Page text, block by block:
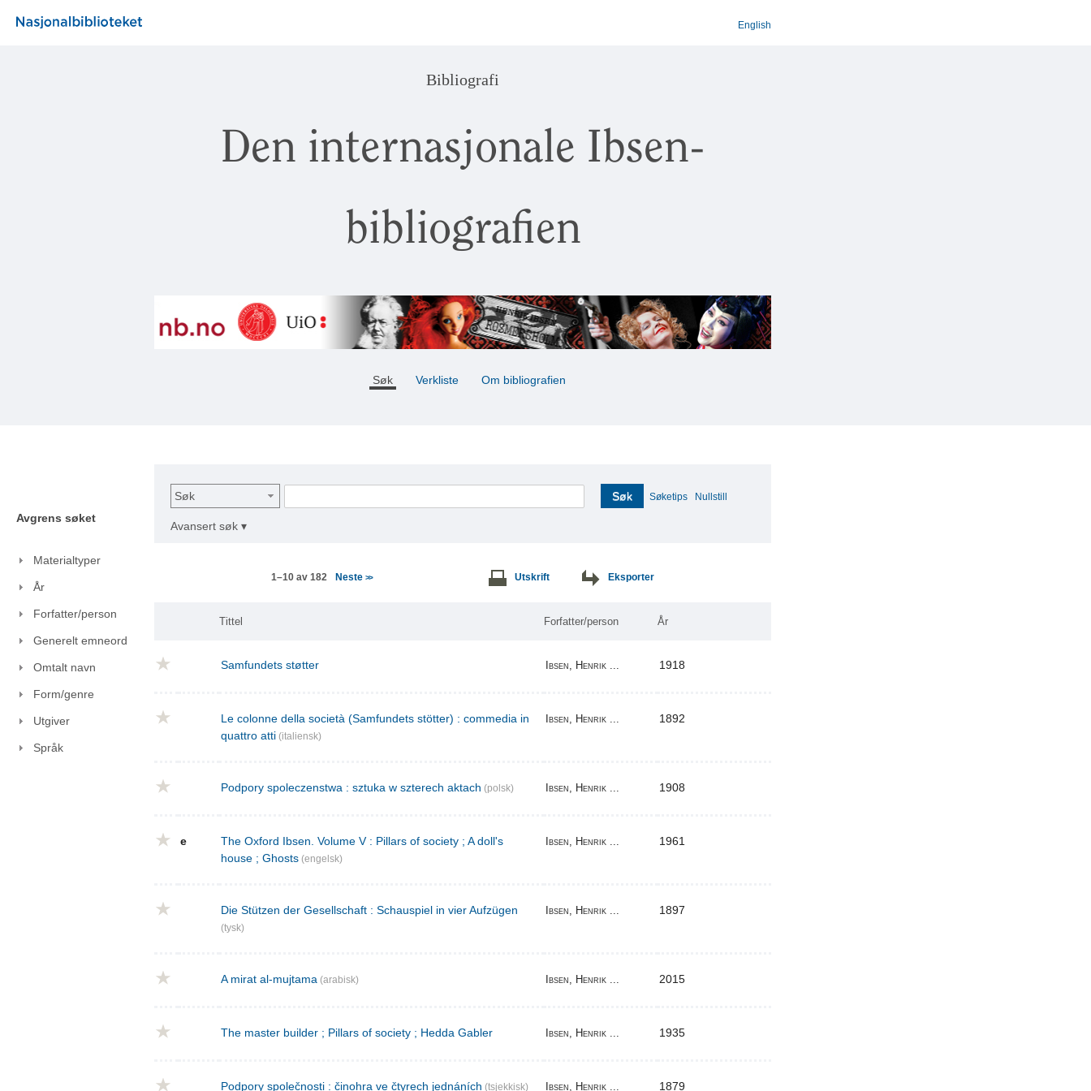
English
Bibliografi
Den internasjonale Ibsen-
bibliografien
Søk Verkliste Om bibliografien
Avgrens søket
Materialtyper
År
Forfatter/person
Generelt emneord
Omtalt navn
Form/genre
Utgiver
Språk
Søk Søk Søketips Nullstill
Avansert søk ▾
1–10 av 182 Neste >> Utskrift Eksporter
Tittel Forfatter/person År
Samfundets støtter Ibsen, Henrik ... 1918
Le colonne della società (Samfundets stötter) : commedia in
quattro atti (italiensk)
Ibsen, Henrik ... 1892
Podpory spoleczenstwa : sztuka w szterech aktach (polsk) Ibsen, Henrik ... 1908
e
The Oxford Ibsen. Volume V : Pillars of society ; A doll's
house ; Ghosts (engelsk)
Ibsen, Henrik ... 1961
Die Stützen der Gesellschaft : Schauspiel in vier Aufzügen
(tysk)
Ibsen, Henrik ... 1897
A mirat al-mujtama (arabisk) Ibsen, Henrik ... 2015
The master builder ; Pillars of society ; Hedda Gabler Ibsen, Henrik ... 1935
Podpory společnosti : činohra ve čtyrech jednáních (tsjekkisk) Ibsen, Henrik ... 1879